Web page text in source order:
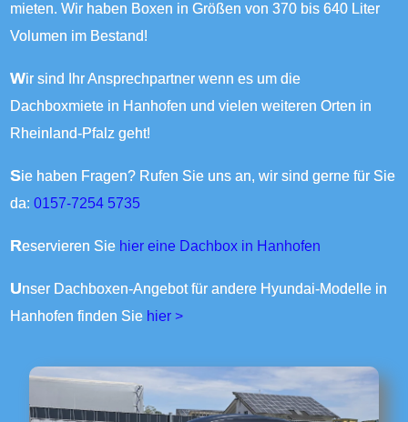
mieten. Wir haben Boxen in Größen von 370 bis 640 Liter
Volumen im Bestand!
Wir sind Ihr Ansprechpartner wenn es um die
Dachboxmiete in Hanhofen und vielen weiteren Orten in
Rheinland-Pfalz geht!
Sie haben Fragen? Rufen Sie uns an, wir sind gerne für Sie
da:0157-7254 5735
Reservieren Sie hier eine Dachbox in Hanhofen
Unser Dachboxen-Angebot für andere Hyundai-Modelle in
Hanhofen finden Sie hier >